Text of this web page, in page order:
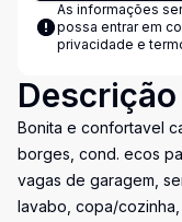
As informações
possa entrar em
privacidade e
Descrição
Bonita e confortavel
borges, cond. ecos
vagas de garagem,
lavabo, copa/